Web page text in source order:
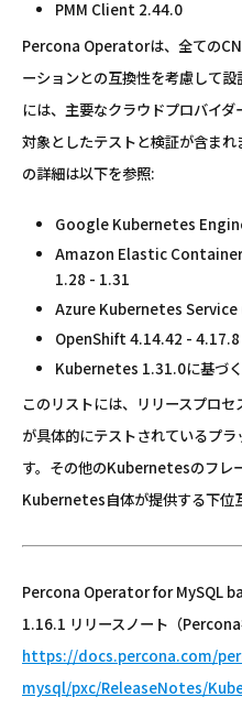
PMM Client 2.44.0
Percona Operatorは、全ての
ーションとの互換性を考慮して
には、主要なクラウドプロバイ
対象としたテストと検証が含ま
の詳細は以下を参照:
Google Kubernetes
Amazon Elastic
1.28 - 1.31
Azure Kubernetes Service
OpenShift 4.14.42 - 4.17.8
Kubernetes 1.31.0に基づ
このリストには、リリースプロ
が具体的にテストされているプ
す。その他のKubernetesのフレ
Kubernetes自体が提供する下位
Percona Operator for MySQL
1.16.1 リリースノート（Percona
https://docs.percona.com/
mysql/pxc/ReleaseNotes/